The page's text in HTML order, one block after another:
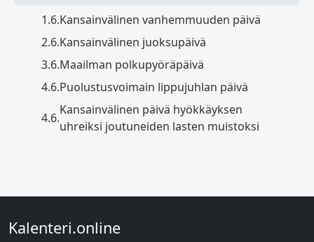
1.6.Kansainvälinen vanhemmuuden päivä
2.6.Kansainvälinen juoksupäivä
3.6.Maailman polkupyöräpäivä
4.6.Puolustusvoimain lippujuhlan päivä
4.6.
Kansainvälinen päivä hyökkäyksen
uhreiksi joutuneiden lasten muistoksi
Kalenteri.online